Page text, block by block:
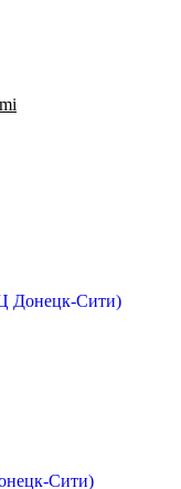
Донецк-Сити)
Сити)